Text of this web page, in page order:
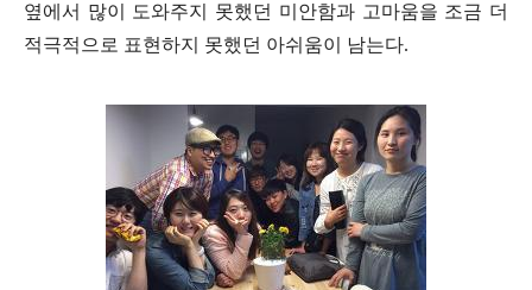
옆에서 많이 도와주지 못했던 미안함과 고마움을 조금 더
적극적으로 표현하지 못했던 아쉬움이 남는다.